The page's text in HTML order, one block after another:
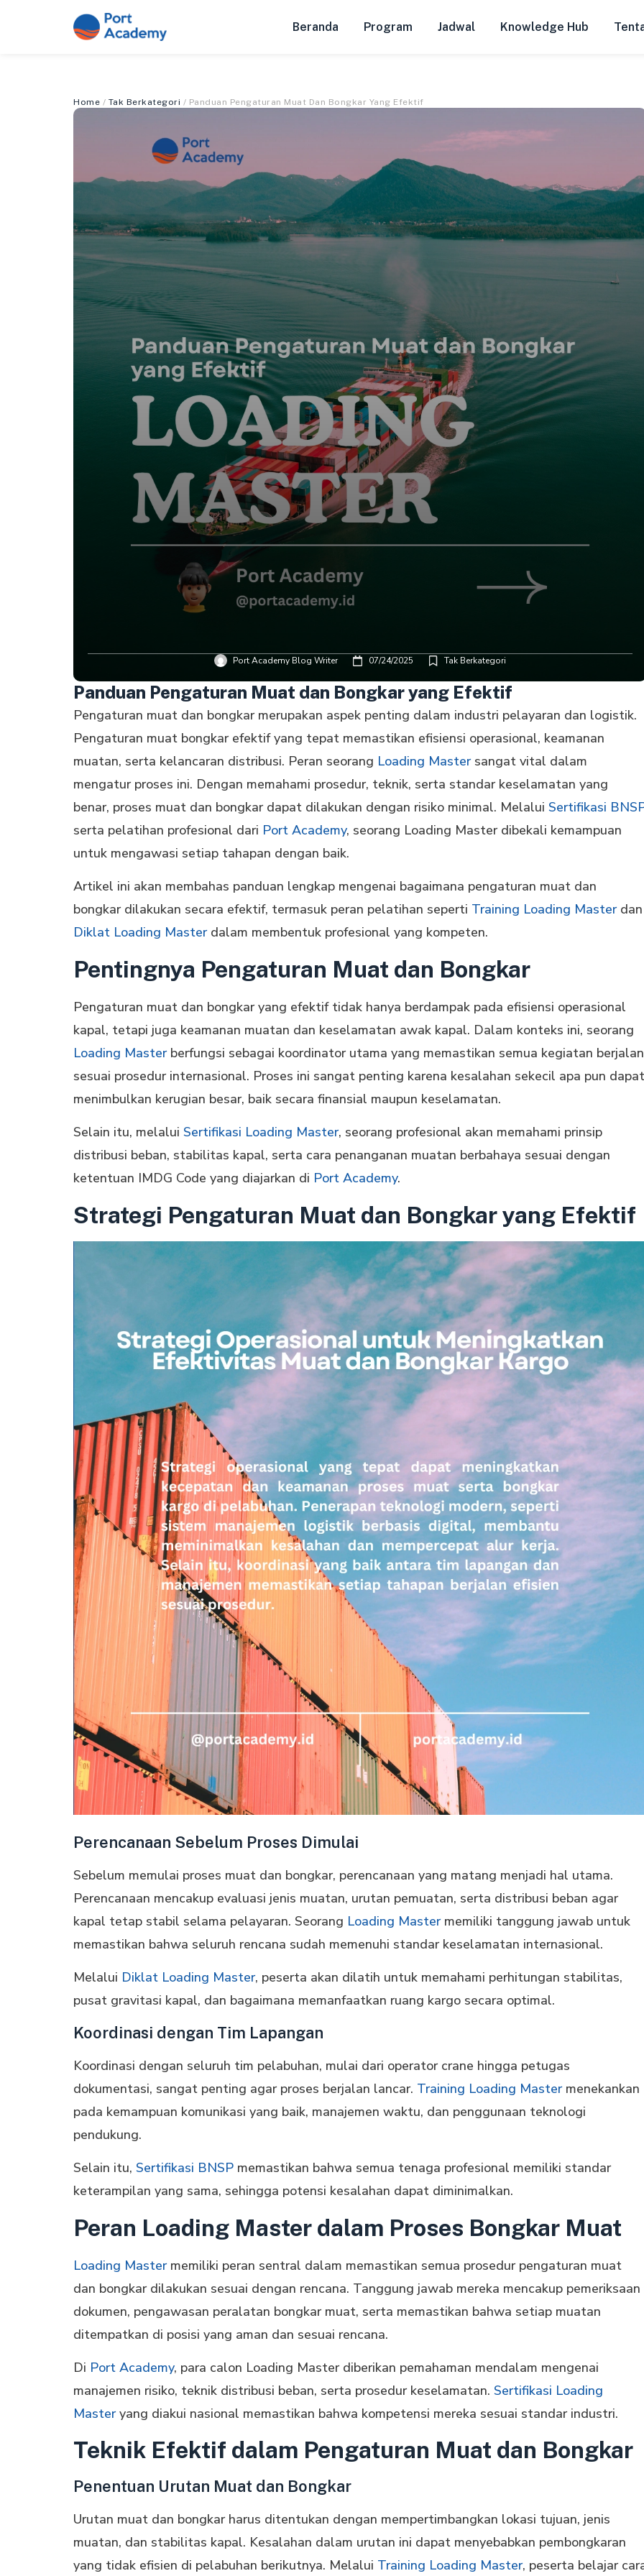
Beranda Program Jadwal Knowledge Hub
Home / Tak Berkategori / Panduan Pengaturan Muat Dan Bongkar Yang Efektif
Port Academy Blog Writer 07/24/2025 Tak Berkategori
Panduan Pengaturan Muat dan Bongkar yang Efektif
Pengaturan muat dan bongkar merupakan aspek penting dalam industri pelayaran dan logistik.
Pengaturan muat bongkar efektif yang tepat memastikan efisiensi operasional, keamanan
muatan, serta kelancaran distribusi. Peran seorang Loading Mastersangat vital dalam
mengatur proses ini. Dengan memahami prosedur, teknik, serta standar keselamatan yang
benar, proses muat dan bongkar dapat dilakukan dengan risiko minimal. Melalui Sertifikasi
serta pelatihan profesional dari Port Academy, seorang Loading Master dibekali kemampuan
untuk mengawasi setiap tahapan dengan baik.
Artikel ini akan membahas panduan lengkap mengenai bagaimana pengaturan muat dan
bongkar dilakukan secara efektif, termasuk peran pelatihan seperti Training Loading Masterdan
Diklat Loading Masterdalam membentuk profesional yang kompeten.
Pentingnya Pengaturan Muat dan Bongkar
Pengaturan muat dan bongkar yang efektif tidak hanya berdampak pada efisiensi operasional
kapal, tetapi juga keamanan muatan dan keselamatan awak kapal. Dalam konteks ini, seorang
Loading Masterberfungsi sebagai koordinator utama yang memastikan semua kegiatan berjalan
sesuai prosedur internasional. Proses ini sangat penting karena kesalahan sekecil apa pun dapat
menimbulkan kerugian besar, baik secara finansial maupun keselamatan.
Selain itu, melalui Sertifikasi Loading Master, seorang profesional akan memahami prinsip
distribusi beban, stabilitas kapal, serta cara penanganan muatan berbahaya sesuai dengan
ketentuan IMDG Code yang diajarkan di Port Academy.
Strategi Pengaturan Muat dan Bongkar yang Efektif
Perencanaan Sebelum Proses Dimulai
Sebelum memulai proses muat dan bongkar, perencanaan yang matang menjadi hal utama.
Perencanaan mencakup evaluasi jenis muatan, urutan pemuatan, serta distribusi beban agar
kapal tetap stabil selama pelayaran. Seorang Loading Mastermemiliki tanggung jawab untuk
memastikan bahwa seluruh rencana sudah memenuhi standar keselamatan internasional.
Melalui Diklat Loading Master, peserta akan dilatih untuk memahami perhitungan stabilitas,
pusat gravitasi kapal, dan bagaimana memanfaatkan ruang kargo secara optimal.
Koordinasi dengan Tim Lapangan
Koordinasi dengan seluruh tim pelabuhan, mulai dari operator crane hingga petugas
dokumentasi, sangat penting agar proses berjalan lancar. Training Loading Mastermenekankan
pada kemampuan komunikasi yang baik, manajemen waktu, dan penggunaan teknologi
pendukung.
Selain itu, Sertifikasi BNSP memastikan bahwa semua tenaga profesional memiliki standar
keterampilan yang sama, sehingga potensi kesalahan dapat diminimalkan.
Peran Loading Master dalam Proses Bongkar Muat
Loading Mastermemiliki peran sentral dalam memastikan semua prosedur pengaturan muat
dan bongkar dilakukan sesuai dengan rencana. Tanggung jawab mereka mencakup pemeriksaan
dokumen, pengawasan peralatan bongkar muat, serta memastikan bahwa setiap muatan
ditempatkan di posisi yang aman dan sesuai rencana.
Di Port Academy, para calon Loading Master diberikan pemahaman mendalam mengenai
manajemen risiko, teknik distribusi beban, serta prosedur keselamatan. Sertifikasi Loading
Masteryang diakui nasional memastikan bahwa kompetensi mereka sesuai standar industri.
Teknik Efektif dalam Pengaturan Muat dan Bongkar
Penentuan Urutan Muat dan Bongkar
Urutan muat dan bongkar harus ditentukan dengan mempertimbangkan lokasi tujuan, jenis
muatan, dan stabilitas kapal. Kesalahan dalam urutan ini dapat menyebabkan pembongkaran
yang tidak efisien di pelabuhan berikutnya. Melalui Training Loading Master, peserta belajar